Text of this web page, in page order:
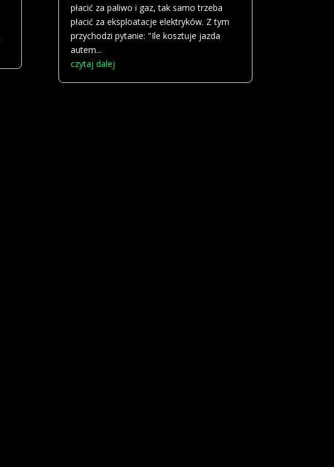
płacić za paliwo i gaz, tak samo trzeba
płacić za eksploatacje elektryków. Z tym
przychodzi pytanie: "Ile kosztuje jazda
autem...
czytaj dalej